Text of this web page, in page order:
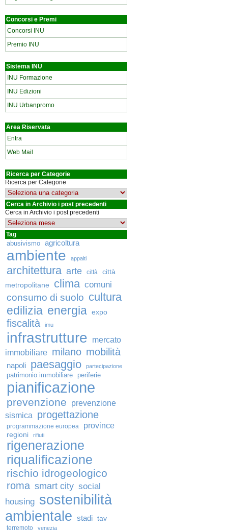
Concorsi e Premi
Concorsi INU
Premio INU
Sistema INU
INU Formazione
INU Edizioni
INU Urbanpromo
Area Riservata
Entra
Web Mail
Ricerca per Categorie
Ricerca per Categorie
Cerca in Archivio i post precedenti
Cerca in Archivio i post precedenti
Tag
abusivismo agricoltura
ambiente appalti
architettura arte città
città
metropolitane
clima comuni
consumo di suolo cultura
edilizia energia expo
fiscalità imu
infrastrutture
mercato
immobiliare milano mobilità
napoli paesaggio partecipazione
patrimonio immobiliare periferie
pianificazione
prevenzione
prevenzione
sismica
progettazione
programmazione europea province
regioni rifiuti
rigenerazione
riqualificazione
rischio idrogeologico
roma smart city social
housing sostenibilità
ambientale stadi tav
terremoto venezia